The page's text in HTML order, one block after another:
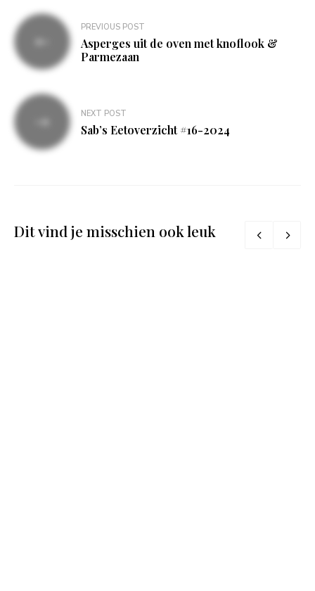
Bericht
navigatie
PREVIOUS POST
Asperges uit de oven met knoflook &
Parmezaan
NEXT POST
Sab’s Eetoverzicht #16-2024
Dit vind je misschien ook leuk